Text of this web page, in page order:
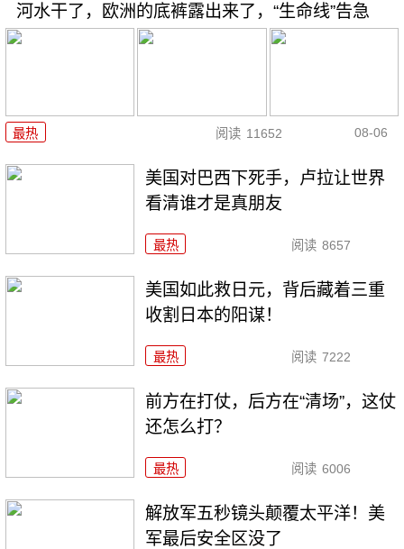
河水干了，欧洲的底裤露出来了，“生命线”告急
最热 阅读 11652 08-06
美国对巴西下死手，卢拉让世界
看清谁才是真朋友
最热 阅读 8657
美国如此救日元，背后藏着三重
收割日本的阳谋！
最热 阅读 7222
前方在打仗，后方在“清场”，这仗
还怎么打？
最热 阅读 6006
解放军五秒镜头颠覆太平洋！美
军最后安全区没了